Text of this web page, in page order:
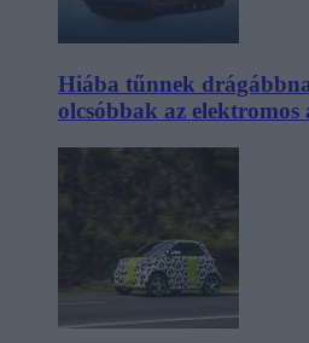
Hiába tűnnek
olcsóbbak az elektromos